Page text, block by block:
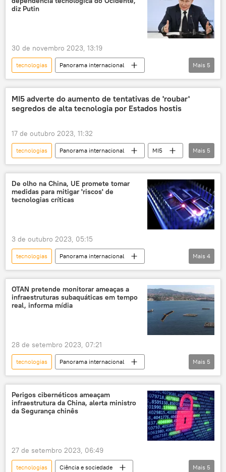
tensão geopolítica
tensão militar
diz Putin
30 de novembro 2023, 13:19
tecnologias
Panorama internacional
Europa
Rússia
Ocidente
tecnologia
Vladimir Putin
Mais 5
MI5 adverte do aumento de tentativas de 'roubar'
segredos de alta tecnologia por Estados hostis
17 de outubro 2023, 11:32
tecnologias Panorama internacional
MI5
inteligência
Reino Unido
Five Eyes
EUA
Canadá
Mais 5
De olho na China, UE promete tomar
medidas para mitigar 'riscos' de
tecnologias críticas
3 de outubro 2023, 05:15
tecnologias
Panorama internacional
China
Europa
União Europeia
riscos
inteligência artificial
Mais 4
OTAN pretende monitorar ameaças a
infraestruturas subaquáticas em tempo
real, informa mídia
28 de setembro 2023, 07:21
tecnologias
Panorama internacional
OTAN
Nord Stream
ameaça
manobras navais
infraestrutura
Mais 5
Perigos cibernéticos ameaçam
infraestrutura da China, alerta ministro
da Segurança chinês
27 de setembro 2023, 06:49
tecnologias
Ciência e sociedade
Mais 5